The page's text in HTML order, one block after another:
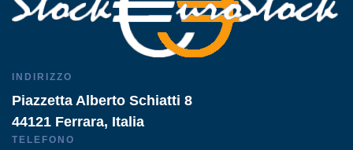
INDIRIZZO
Piazzetta Alberto Schiatti 8
44121 Ferrara, Italia
TELEFONO